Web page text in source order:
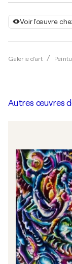
Voir l'œuvre
Galerie d'art
Autres œuvres